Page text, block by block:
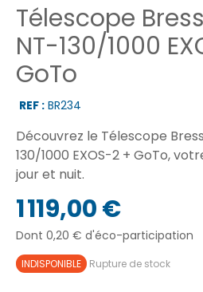
Télescope
NT-130/1000
GoTo
REF : BR234
Découvrez le Télescope
130/1000 EXOS-2 + GoTo,
jour et nuit.
1 119,00 €
Dont 0,20 € d'éco-participation
INDISPONIBLE Rupture de stock